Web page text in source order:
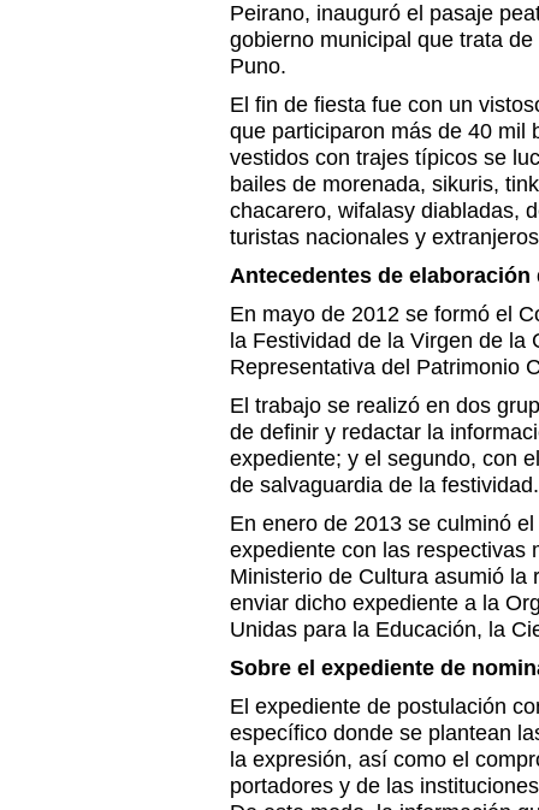
Peirano, inauguró el pasaje
gobierno municipal que trata
Puno.
El fin de fiesta fue con un
que participaron más de 40 mil
vestidos con trajes típicos se
bailes de morenada, sikuris,
chacarero, wifalasy diabladas,
turistas nacionales y
Antecedentes de elaboración
En mayo de 2012 se formó el
la Festividad de la Virgen de la
Representativa del Patrimonio
El trabajo se realizó en dos
de definir y redactar la
expediente; y el segundo, con
de salvaguardia de la festividad.
En enero de 2013 se culminó
expediente con las respectivas
Ministerio de Cultura asumió la
enviar dicho expediente a la
Unidas para la Educación, la
Sobre el expediente de
El expediente de postulación
específico donde se plantean
la expresión, así como el
portadores y de las